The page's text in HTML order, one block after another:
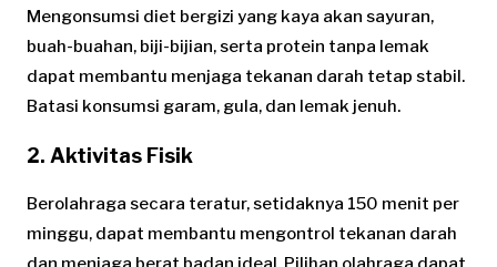
Mengonsumsi diet bergizi yang kaya akan sayuran,
buah-buahan, biji-bijian, serta protein tanpa lemak
dapat membantu menjaga tekanan darah tetap stabil.
Batasi konsumsi garam, gula, dan lemak jenuh.
2. Aktivitas Fisik
Berolahraga secara teratur, setidaknya 150 menit per
minggu, dapat membantu mengontrol tekanan darah